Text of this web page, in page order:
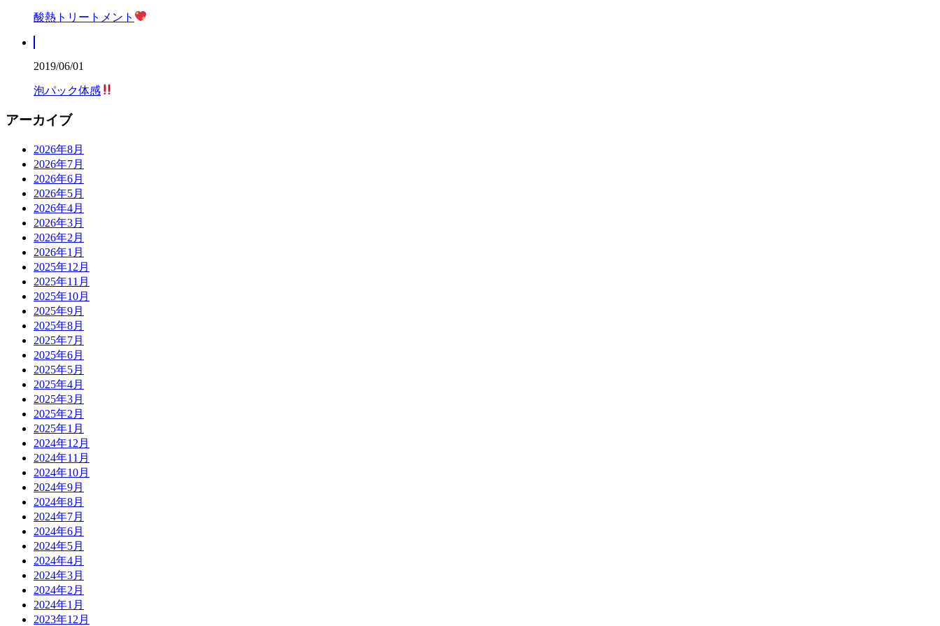
酸熱トリートメント
2019/06/01
泡パック体感
アーカイブ
2026年8月
2026年7月
2026年6月
2026年5月
2026年4月
2026年3月
2026年2月
2026年1月
2025年12月
2025年11月
2025年10月
2025年9月
2025年8月
2025年7月
2025年6月
2025年5月
2025年4月
2025年3月
2025年2月
2025年1月
2024年12月
2024年11月
2024年10月
2024年9月
2024年8月
2024年7月
2024年6月
2024年5月
2024年4月
2024年3月
2024年2月
2024年1月
2023年12月